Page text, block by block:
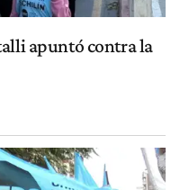
apuntó contra la